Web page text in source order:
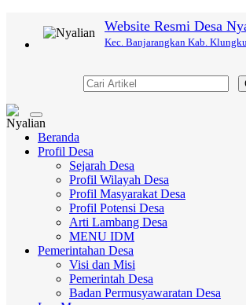
Website Resmi Desa
Kec. Banjarangkan Kab.
Toggle
navigation
Beranda
Profil Desa
Sejarah Desa
Profil Wilayah Desa
Profil Masyarakat Desa
Profil Potensi Desa
Arti Lambang Desa
MENU IDM
Pemerintahan Desa
Visi dan Misi
Pemerintah Desa
Badan Permusyawaratan Desa